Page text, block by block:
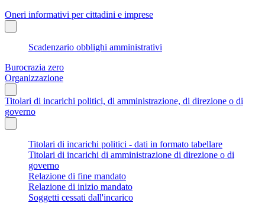
Oneri informativi per cittadini e imprese
Scadenzario obblighi amministrativi
Burocrazia zero
Organizzazione
Titolari di incarichi politici, di amministrazione, di direzione o di
governo
Titolari di incarichi politici - dati in formato tabellare
Titolari di incarichi di amministrazione di direzione o di
governo
Relazione di fine mandato
Relazione di inizio mandato
Soggetti cessati dall'incarico